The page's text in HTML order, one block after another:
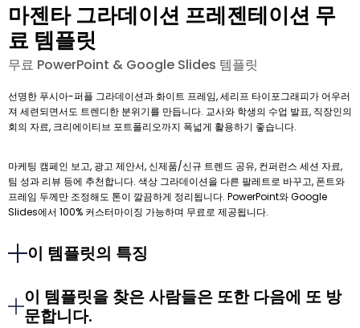
마젠타 그라데이션 프레젠테이션 무
료 템플릿
무료 PowerPoint & Google Slides 템플릿
선명한 푸시아-퍼플 그라데이션과 화이트 프레임, 세리프 타이포그래피가 어우러
져 세련되면서도 트렌디한 분위기를 만듭니다. 교사와 학생의 수업 발표, 직장인의
회의 자료, 크리에이티브 포트폴리오까지 폭넓게 활용하기 좋습니다.
마케팅 캠페인 보고, 광고 제안서, 신제품/신규 트렌드 공유, 컨퍼런스 세션 자료,
팀 성과 리뷰 등에 추천합니다. 색상 그라데이션을 다른 팔레트로 바꾸고, 폰트와
프레임 두께만 조정해도 톤이 깔끔하게 정리됩니다. PowerPoint와 Google
Slides에서 100% 커스터마이징 가능하며 무료로 제공됩니다.
이 템플릿의 특징
이 템플릿을 찾은 사람들은 또한 다음에 또 방
문합니다.